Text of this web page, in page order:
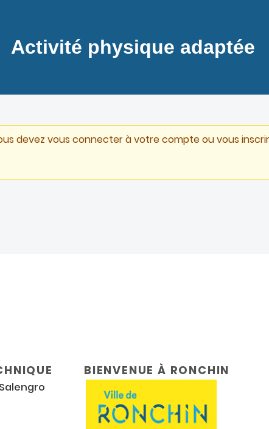
Activité physique adaptée
devez vous connecter à votre compte ou vous
BIENVENUE À RONCHIN